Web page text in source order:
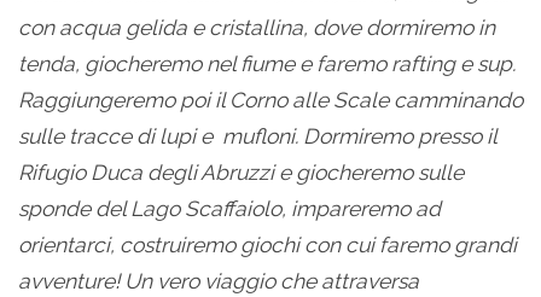
con acqua gelida e cristallina, dove dormiremo in
tenda, giocheremo nel fiume e faremo rafting e sup.
Raggiungeremo poi il Corno alle Scale camminando
sulle tracce di lupi e mufloni. Dormiremo presso il
Rifugio Duca degli Abruzzi e giocheremo sulle
sponde del Lago Scaffaiolo, impareremo ad
orientarci, costruiremo giochi con cui faremo grandi
avventure! Un vero viaggio che attraversa